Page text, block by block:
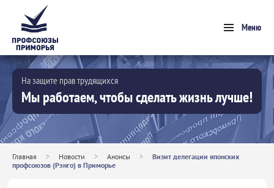
Меню
На защите прав трудящихся
Мы работаем, чтобы сделать жизнь лучше!
Главная > Новости > Анонсы >
Визит делегации японских
профсоюзов (Рэнго) в Приморье